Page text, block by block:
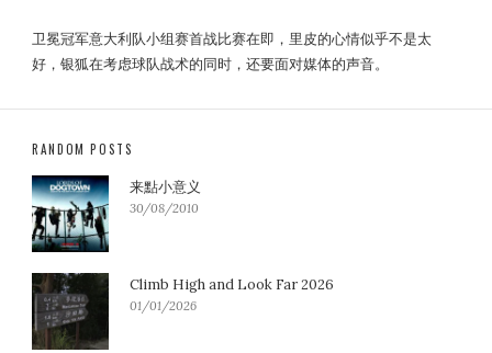
卫冕冠军意大利队小组赛首战比赛在即，里皮的心情似乎不是太
好，银狐在考虑球队战术的同时，还要面对媒体的声音。
RANDOM POSTS
来點小意义
30/08/2010
Climb High and Look Far 2026
01/01/2026